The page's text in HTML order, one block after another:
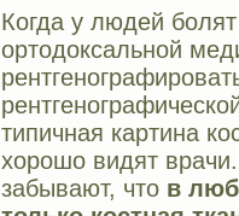
Когда у людей
ортодоксальной
типичная картина
хорошо видят
забывают, что в